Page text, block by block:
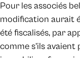
Pour les associés
modification aurait
été fiscalisés, par
comme s’ils